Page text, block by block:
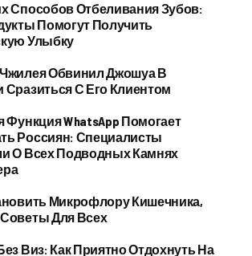
Способов Отбеливания Зубов:
Помогут Получить
Улыбку
Обвинил Джошуа В
Сразиться С Его Клиентом
Функция WhatsApp Помогает
Россиян: Специалисты
О Всех Подводных Камнях
Микрофлору Кишечника,
Для Всех
Виз: Как Приятно Отдохнуть На